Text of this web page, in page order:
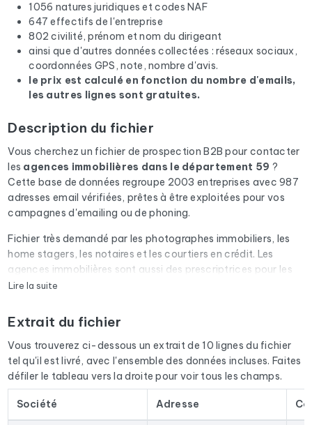
1056 natures juridiques et codes NAF
647 effectifs de l'entreprise
802 civilité, prénom et nom du dirigeant
ainsi que d'autres données collectées : réseaux sociaux,
coordonnées GPS, note, nombre d'avis.
le prix est calculé en fonction du nombre d'emails,
les autres lignes sont gratuites.
Description du fichier
Vous cherchez un fichier de prospection B2B pour contacter
les agences immobilières dans le département 59 ?
Cette base de données regroupe 2003 entreprises avec 987
adresses email vérifiées, prêtes à être exploitées pour vos
campagnes d'emailing ou de phoning.
Fichier très demandé par les photographes immobiliers, les
home stagers, les notaires et les courtiers en crédit. Les
agences immobilières sont aussi des prescriptrices pour les
diagnostiqueurs, les déménageurs et les artisans du
Chaque email du fichier passe par une vérification
automatique via Cleanmylist.email avant d'être inclus. Les
adresses invalides, les boîtes pleines et les domaines expirés
sont retirés. Résultat : un taux de bounce bas et des
campagnes qui arrivent en boîte de réception.
Lire la suite
Extrait du fichier
Vous trouverez ci-dessous un extrait de 10 lignes du fichier
tel qu'il est livré, avec l'ensemble des données incluses. Faites
défiler le tableau vers la droite pour voir tous les champs.
Société Adresse